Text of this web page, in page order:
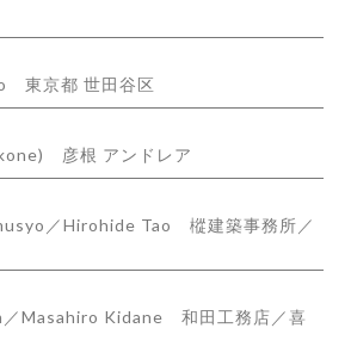
東京都 世田谷区
彦根 アンドレア
／Hirohide Tao
樅建築事務所／
Masahiro Kidane
和田工務店／喜